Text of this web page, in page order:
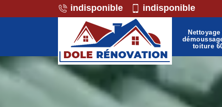
indisponible indisponible
Nettoyage
toiture